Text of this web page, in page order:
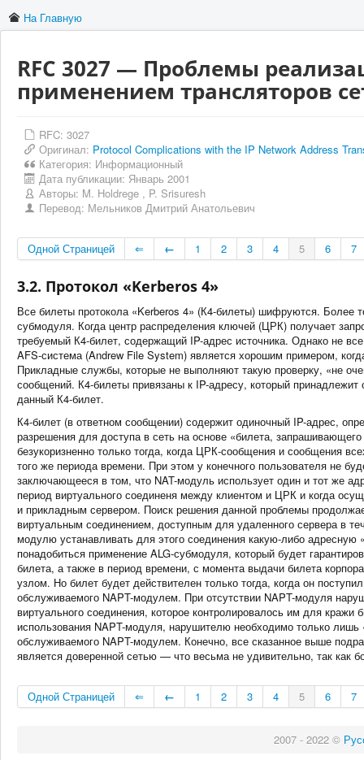
На Главную
RFC 3027 — Проблемы
применением трансляторов
RFC: 3027
Оригинал: Protocol Complications with the IP Network Address
Категория: Информационный
Дата публикации: Январь 2001
Авторы: M. Holdrege , P. Srisuresh
Перевод: Мельников Дмитрий Анатольевич
Одной Страницей ⇐ ← 1 2 3 4 5 6 7
3.2. Протокол «Kerberos 4»
Все билеты протокола «Kerberos 4» (К4-билеты) шифруются. Более
субмодуля. Когда центр распределения ключей (ЦРК) получает
требуемый К4-билет, содержащий IP-адрес источника. Однако не
AFS-система (Andrew File System) является хорошим примером,
Прикладные службы, которые не выполняют такую проверку, «не
сообщений. К4-билеты привязаны к IP-адресу, который
данный К4-билет.
К4-билет (в ответном сообщении) содержит одиночный IP-адрес,
разрешения для доступа в сеть на основе «билета,
безукоризненно только тогда, когда ЦРК-сообщения и сообщения
того же периода времени. При этом у конечного пользователя не
заключающееся в том, что NAT-модуль использует один и тот же
период виртуального соединеня между клиентом и ЦРК и когда
и прикладным сервером. Поиск решения данной проблемы
виртуальным соединением, доступным для удаленного сервера в
модулю устанавливать для этого соединения какую-либо
понадобиться применение ALG-субмодуля, который будет
билета, а также в период времени, с момента выдачи билета
узлом. Но билет будет действителен только тогда, когда он
обслуживаемого NAPT-модулем. При отсутствии NAPT-модуля
виртуального соединения, которое контролировалось им для
использования NAPT-модуля, нарушителю необходимо только лишь
обслуживаемого NAPT-модулем. Конечно, все сказанное выше
является доверенной сетью — что весьма не удивительно, так как
Одной Страницей ⇐ ← 1 2 3 4 5 6 7
2007 - 2022 ©